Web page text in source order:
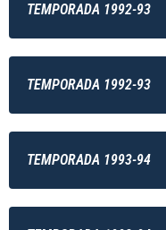
TEMPORADA 1992-93
TEMPORADA 1992-93
TEMPORADA 1993-94